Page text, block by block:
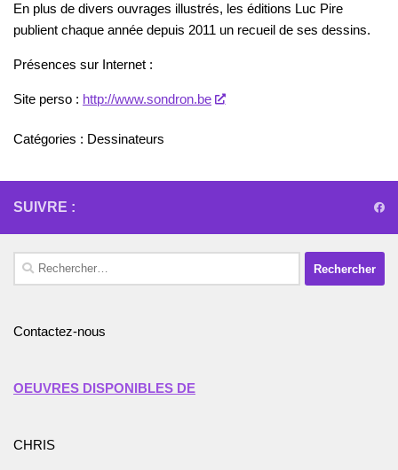
En plus de divers ouvrages illustrés, les éditions Luc Pire
publient chaque année depuis 2011 un recueil de ses dessins.
Présences sur Internet :
Site perso : http://www.sondron.be
Catégories : Dessinateurs
SUIVRE :
Rechercher :
Contactez-nous
OEUVRES DISPONIBLES DE
CHRIS